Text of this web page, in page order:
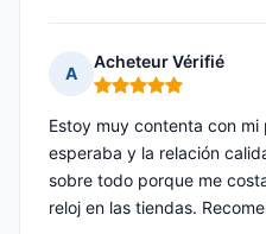
A
Acheteur Vérifié
Nota: 5 de 5
Estoy muy contenta con
esperaba y la relación
sobre todo porque me
reloj en las tiendas.